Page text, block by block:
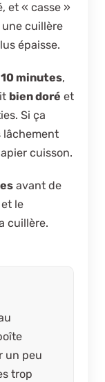
et « casse »
cuillère
épaisse.
10 minutes,
bien doré et
Si ça
lâchement
cuisson.
avant de
le
cuillère.
un peu
trop